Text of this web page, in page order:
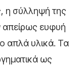
η σύλληψή της
απείρως ευφυή
απλά υλικά. Τα
ως